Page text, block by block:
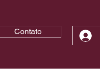
Contato